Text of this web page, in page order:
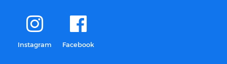
Instagram Facebook